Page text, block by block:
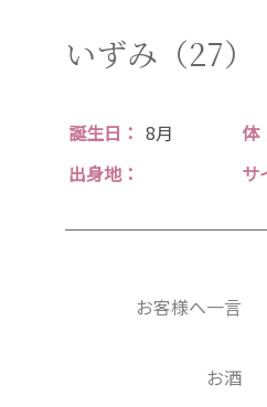
いずみ（27）
誕生日 8月 体
出身地
サ
お客様へ一言
お酒